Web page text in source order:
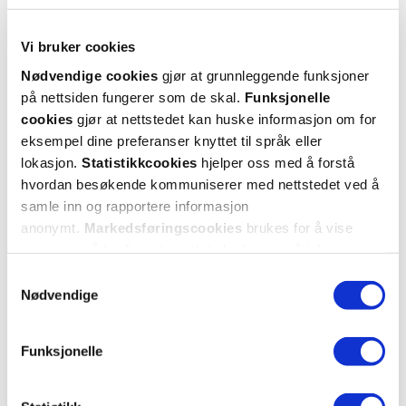
Vi bruker cookies
Nødvendige cookies gjør at grunnleggende funksjoner
på nettsiden fungerer som de skal. Funksjonelle
cookies gjør at nettstedet kan huske informasjon om for
eksempel dine preferanser knyttet til språk eller
lokasjon. Statistikkcookies hjelper oss med å forstå
hvordan besøkende kommuniserer med nettstedet ved å
samle inn og rapportere informasjon
anonymt. Markedsføringscookies brukes for å vise
Nødvendige
Funksjonelle
Rom (15-25 grader)
Sitron
Kategori
Næringsmiddel
Hent resepter for deg selv eller barnet
ditt
tilgang til alle dine resepter
Velg hvilke resepter du vil hente ut og hvordan du vil
ha dem levert
Få dine resepter levert raskt og trygt på avtalt måte
Kom i gang
Mer om reseptvarer